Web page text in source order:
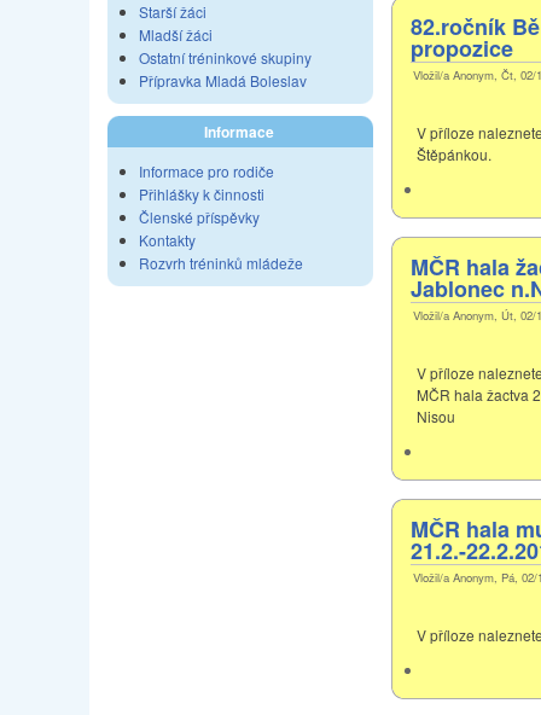
Starší žáci
Mladší žáci
Ostatní tréninkové skupiny
Přípravka Mladá Boleslav
Informace
Informace pro rodiče
Přihlášky k činnosti
Členské příspěvky
Kontakty
Rozvrh tréninků mládeže
82.ročník
propozice
Vložil/a Anonym, Čt, 02/
V příloze
Štěpánkou.
MČR hala
Jablonec
Vložil/a Anonym, Út, 02/
V příloze
MČR hala žactva
Nisou
MČR hala
21.2.-
Vložil/a Anonym, Pá, 02/
V příloze